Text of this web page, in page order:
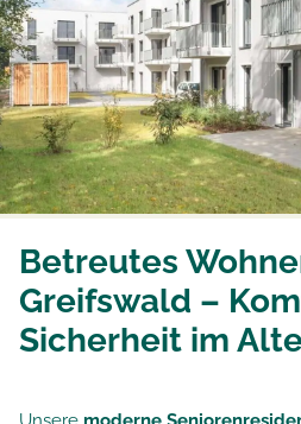
Betreutes
Greifswald –
Sicherheit im